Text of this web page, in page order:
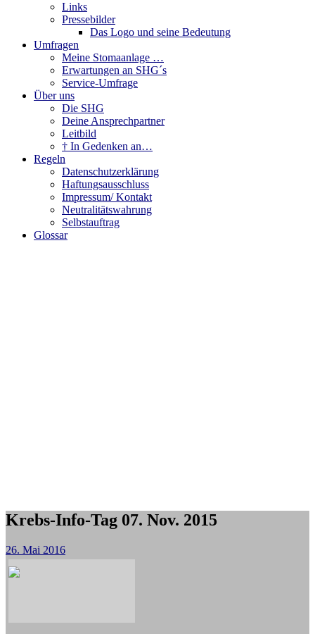
Links
Pressebilder
Das Logo und seine Bedeutung
Umfragen
Meine Stomaanlage …
Erwartungen an SHG´s
Service-Umfrage
Über uns
Die SHG
Deine Ansprechpartner
Leitbild
† In Gedenken an…
Regeln
Datenschutzerklärung
Haftungsausschluss
Impressum/ Kontakt
Neutralitätswahrung
Selbstauftrag
Glossar
Krebs-Info-Tag 07. Nov. 2015
26. Mai 2016